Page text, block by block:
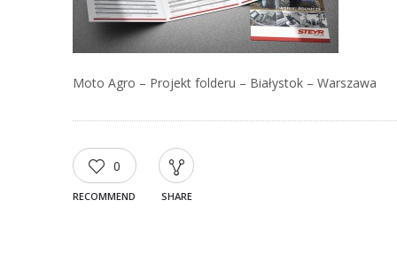
Moto Agro – Projekt folderu – Białystok – Warszawa
0
RECOMMEND SHARE